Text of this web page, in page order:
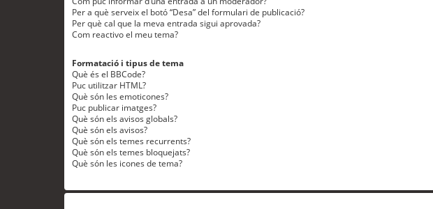
Per a què serveix el botó “Desa” del formulari de publicació?
Per què cal que la meva entrada sigui aprovada?
Com reactivo el meu tema?
Formatació i tipus de tema
Què és el BBCode?
Puc utilitzar HTML?
Què són les emoticones?
Puc publicar imatges?
Què són els avisos globals?
Què són els avisos?
Què són els temes recurrents?
Què són els temes bloquejats?
Què són les icones de tema?